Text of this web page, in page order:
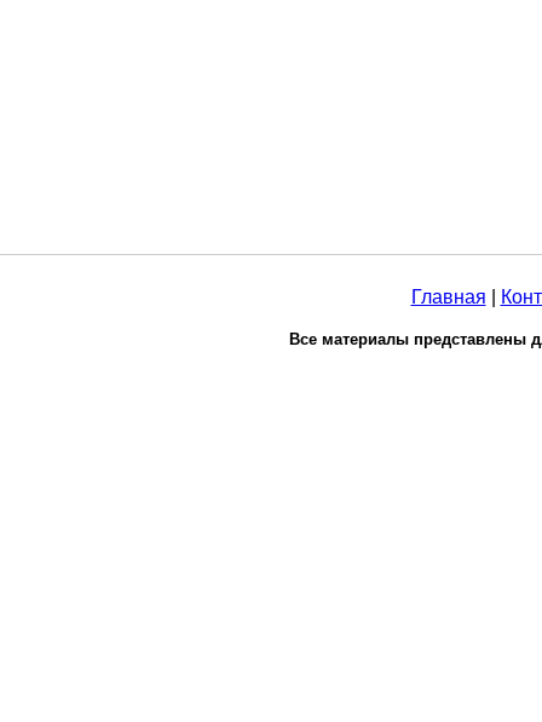
Главная
Все материалы представлены